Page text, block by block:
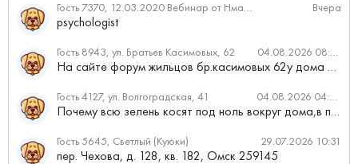
Гость 7370, 12.03.2020 Вебинар от Нмаркет.ПРО: «Актуальное об ипотеке: что нужно знать» Вчера
psychologist
Гость 8943, ул. Братьев Касимовых, 62 04.08.2026 08:34
На сайте форум жильцов бр.касимовых 62у дома растут красивые...
Гость 4127, ул. Волгоградская, 41 04.08.2026 04:46
Почему всю зелень косят под ноль вокруг дома,в полисадниках....
Гость 5645, Светлый (Куюки) 29.07.2026 10:31
пер. Чехова, д. 128, кв. 182, Омск 259145